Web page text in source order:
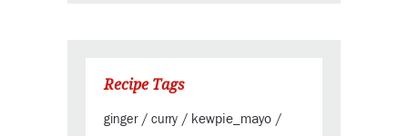
Recipe Tags
ginger/ curry / kewpie_mayo /